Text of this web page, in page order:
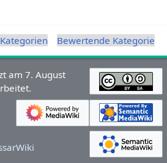
Bewertende Kategorie
am 7. August